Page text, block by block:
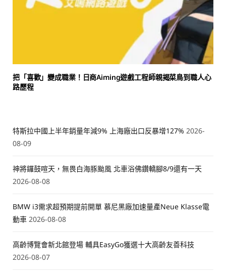
把「喜歡」變成職業！日商Aiming遊戲工程師親揭菜鳥到職人心
路歷程
特斯拉中國上半年銷量年減9% 上海廠出口反暴增127% 2026-
08-09
神將鑼鼓喧天，無畏白海豚颱風 北車浴佛鑽轎腳8/9還有一天
2026-08-08
BMW i3需求超預期提前開單 慕尼黑廠加速量產Neue Klasse電
動車 2026-08-08
高齡博覽會新北館登場 輔具EasyGo獲選十大高齡友善科技
2026-08-07